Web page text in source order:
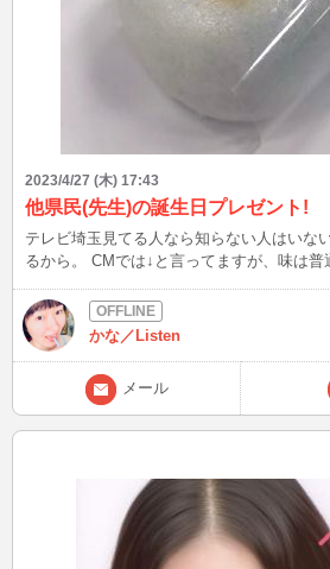
2023/4/27 (木) 17:43
他県民(先生)の誕生日プレゼント!
テレビ埼玉見てる人なら知らない人はいな
るから。 CMでは↓と言ってますが、味は普通のお饅頭ですよ(*´-`) ＿
￣
かな／Listen
メール